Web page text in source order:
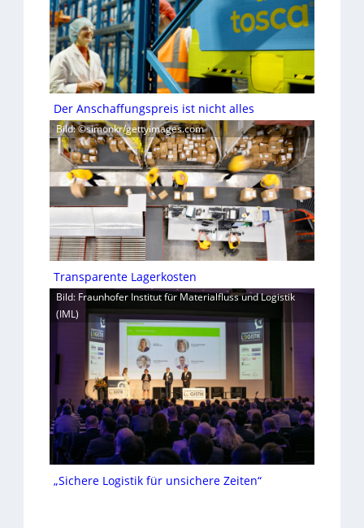
Der Anschaffungspreis ist nicht alles
Bild: ©simonkr/gettyimages.com
Transparente Lagerkosten
Bild: Fraunhofer Institut für Materialfluss und Logistik
(IML)
„Sichere Logistik für unsichere Zeiten“